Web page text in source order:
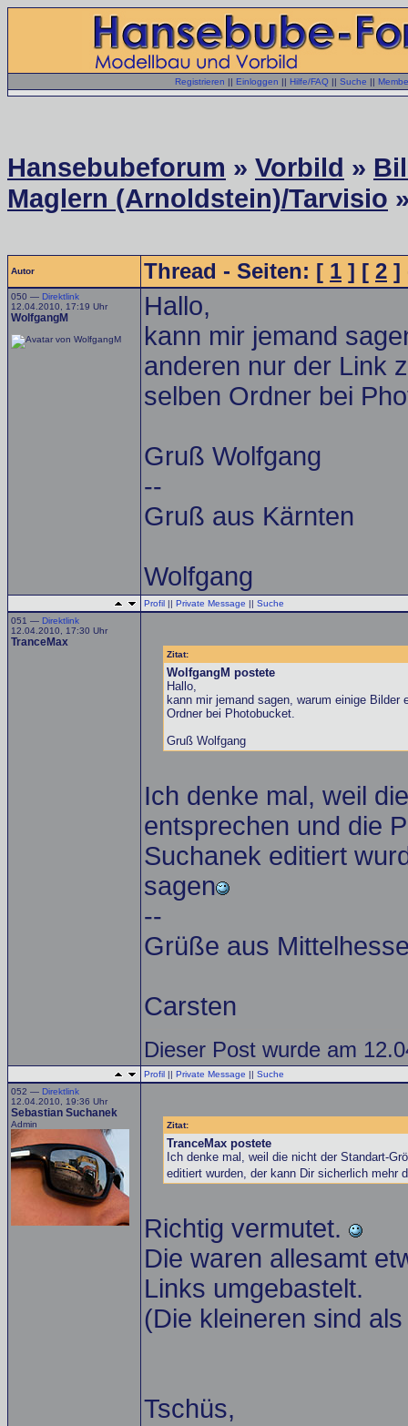
Registrieren || Einloggen || Hilfe/FAQ || Suche ||
Hansebubeforum » Vorbild »
Maglern (Arnoldstein)/Tarvisio
Autor Thread - Seiten: [ 1 ] [ 2 ]
050 — Direktlink
12.04.2010, 17:19 Uhr
WolfgangM
Hallo,
kann mir jemand
anderen nur der Link
selben Ordner bei
Gruß Wolfgang
--
Gruß aus Kärnten
Wolfgang
Profil || Private Message || Suche
051 — Direktlink
12.04.2010, 17:30 Uhr
TranceMax
Zitat:
WolfgangM postete
Hallo,
kann mir jemand sagen, warum einige
Ordner bei Photobucket.
Gruß Wolfgang
Ich denke mal, weil
entsprechen und die
Suchanek editiert
sagen
--
Grüße aus
Carsten
Dieser Post wurde am
Profil || Private Message || Suche
052 — Direktlink
12.04.2010, 19:36 Uhr
Sebastian Suchanek
Admin Zitat:
TranceMax postete
Ich denke mal, weil die nicht der Standart-
editiert wurden, der kann Dir sicherlich mehr
Richtig vermutet.
Die waren allesamt
Links umgebastelt.
(Die kleineren sind
Tschüs,